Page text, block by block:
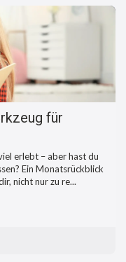
für
erlebt – aber hast du
Ein Monatsrückblick
nicht nur zu re...